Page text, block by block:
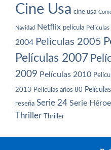
Cine Usa cine usa
Navidad Netflix película
2004 Películas 2005
Películas 2007
2009 Películas 2010
2013 Películas años 80
reseña Serie 24 Serie
Thriller Thriller